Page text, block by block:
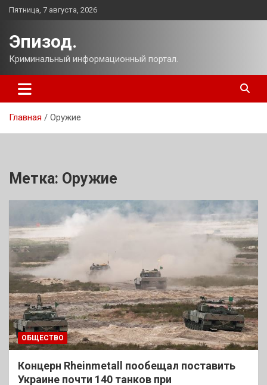
Перейти
Пятница, 7 августа, 2026
Эпизод.
Криминальный информационный портал.
Главная Оружие
Метка: Оружие
ОБЩЕСТВО
Концерн Rheinmetall пообещал поставить
Украине почти 140 танков при